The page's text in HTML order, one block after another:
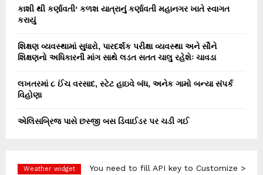
કાશી થી કર્ણાવતી‘ કળશ યાત્રાનું કર્ણાવતી મહાનગર ખાતે સ્વાગત
કરાયું
શિક્ષણ વ્યવસ્થામાં સુધારો, પારદર્શક પરીક્ષા વ્યવસ્થા અને સૌને
શિક્ષણનો અધિકારની માંગ સાથે લડત સતત ચાલુ રહેશેઃ ચાવડા
લખતરમાં ૮ ઈંચ વરસાદ, સ્ટેટ હાઇવે બંધ, અનેક ગામો બન્યા સંપર્ક
વિહોણા
એલિસબ્રિજ પાસે છસ્જી બસ ડિવાઈડર પર ચડી ગઈ
Weather widget
You need to fill API key to Customize >